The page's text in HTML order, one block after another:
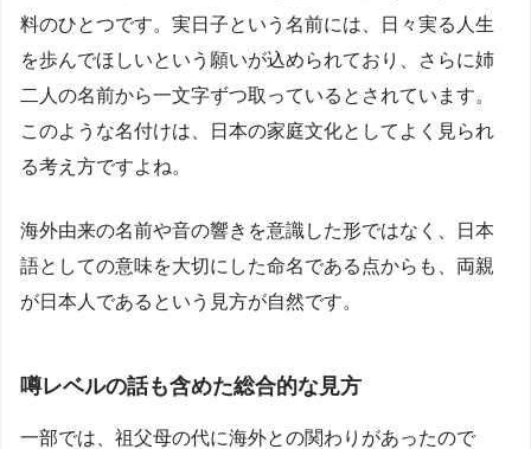
料のひとつです。実日子という名前には、日々実る人生
を歩んでほしいという願いが込められており、さらに姉
二人の名前から一文字ずつ取っているとされています。
このような名付けは、日本の家庭文化としてよく見られ
る考え方ですよね。
海外由来の名前や音の響きを意識した形ではなく、日本
語としての意味を大切にした命名である点からも、両親
が日本人であるという見方が自然です。
噂レベルの話も含めた総合的な見方
一部では、祖父母の代に海外との関わりがあったので